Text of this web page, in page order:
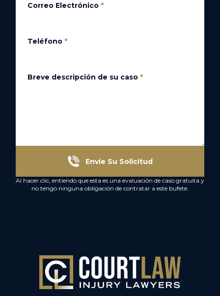
Correo Electrónico *
Teléfono *
Breve descripción de su caso *
Envíe Su Solicitud
Al hacer clic, entiendo que esta es una evaluación de caso gratuita y
no tengo ninguna obligación de contratar a este bufete.